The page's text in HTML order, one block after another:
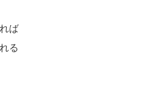
ば
る